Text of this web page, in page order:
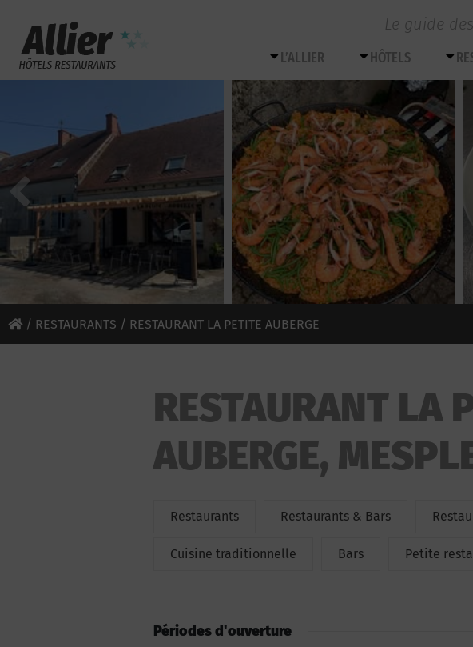
Le guide
L’ALLIER HÔTELS
/ RESTAURANTS / RESTAURANT LA PETITE AUBERGE
RESTAURANT LA
AUBERGE,
Restaurants Restaurants & Bars
Cuisine traditionnelle Bars Petite
Périodes d'ouverture